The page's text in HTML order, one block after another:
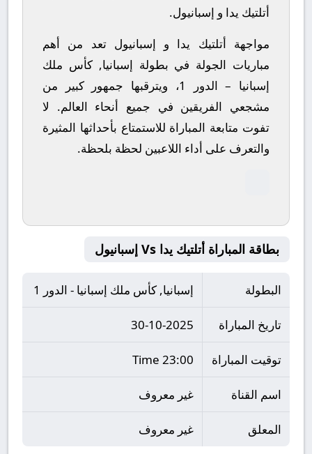
أتلتيك يدا و إسبانيول.
مواجهة أتلتيك يدا و إسبانيول تعد من أهم
مباريات الجولة في بطولة إسبانيا, كأس ملك
إسبانيا – الدور 1، ويترقبها جمهور كبير من
مشجعي الفريقين في جميع أنحاء العالم.
لا
تفوت متابعة المباراة للاستمتاع بأحداثها المثيرة
والتعرف على أداء اللاعبين لحظة بلحظة.
بطاقة المباراة أتلتيك يدا Vs إسبانيول
البطولة إسبانيا, كأس ملك إسبانيا - الدور 1
تاريخ المباراة 30-10-2025
توقيت المباراة 23:00 Time
اسم القناة غير معروف
المعلق غير معروف